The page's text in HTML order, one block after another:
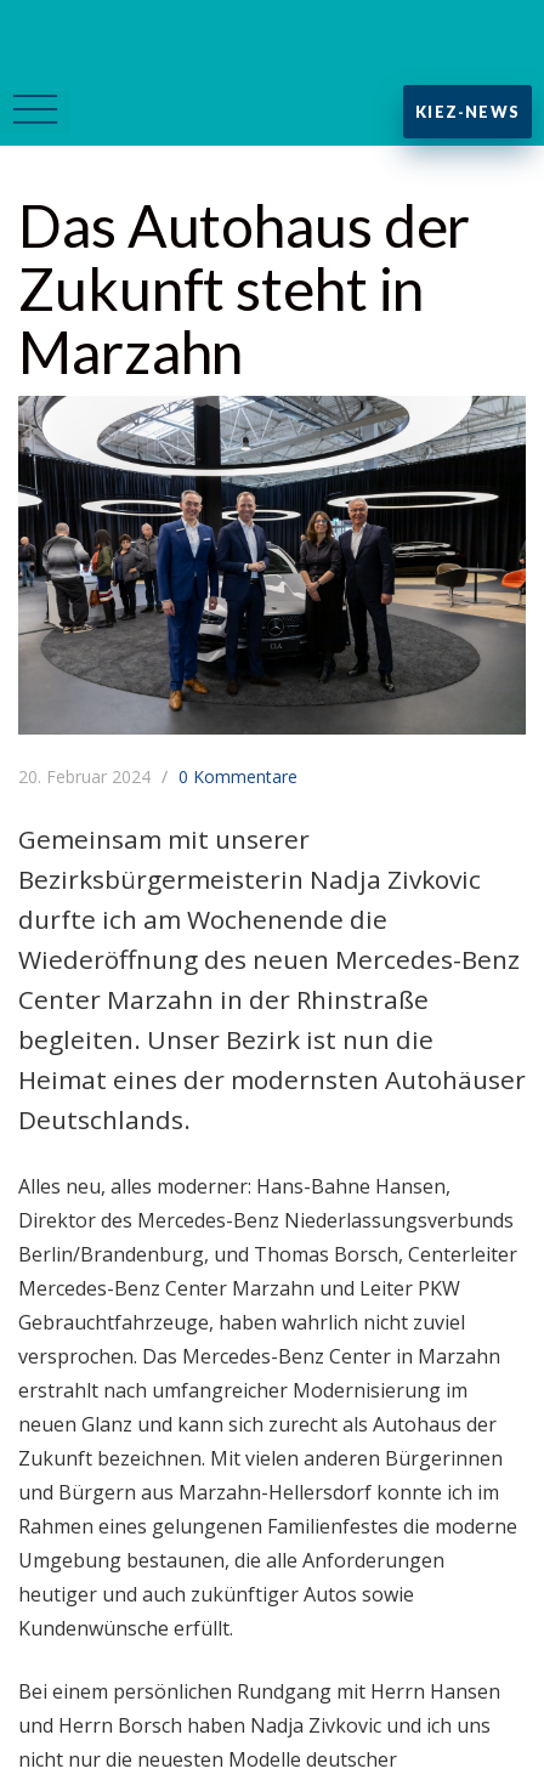
KIEZ-NEWS
Das Autohaus der
Zukunft steht in
Marzahn
20. Februar 2024 0 Kommentare
Gemeinsam mit unserer
Bezirksbürgermeisterin Nadja Zivkovic
durfte ich am Wochenende die
Wiederöffnung des neuen Mercedes-Benz
Center Marzahn in der Rhinstraße
begleiten. Unser Bezirk ist nun die
Heimat eines der modernsten Autohäuser
Deutschlands.
Alles neu, alles moderner: Hans-Bahne Hansen,
Direktor des Mercedes-Benz Niederlassungsverbunds
Berlin/Brandenburg, und Thomas Borsch, Centerleiter
Mercedes-Benz Center Marzahn und Leiter PKW
Gebrauchtfahrzeuge, haben wahrlich nicht zuviel
versprochen. Das Mercedes-Benz Center in Marzahn
erstrahlt nach umfangreicher Modernisierung im
neuen Glanz und kann sich zurecht als Autohaus der
Zukunft bezeichnen. Mit vielen anderen Bürgerinnen
und Bürgern aus Marzahn-Hellersdorf konnte ich im
Rahmen eines gelungenen Familienfestes die moderne
Umgebung bestaunen, die alle Anforderungen
heutiger und auch zukünftiger Autos sowie
Kundenwünsche erfüllt.
Bei einem persönlichen Rundgang mit Herrn Hansen
und Herrn Borsch haben Nadja Zivkovic und ich uns
nicht nur die neuesten Modelle deutscher